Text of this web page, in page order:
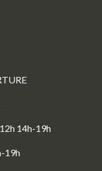
14h-19h
19h